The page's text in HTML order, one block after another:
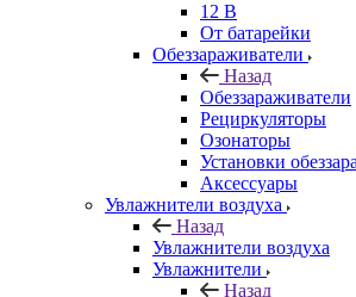
12 В
От батарейки
Обеззараживатели
Назад
Обеззараживатели
Рециркуляторы
Озонаторы
Установки
Аксессуары
Увлажнители воздуха
Назад
Увлажнители воздуха
Увлажнители
Назад